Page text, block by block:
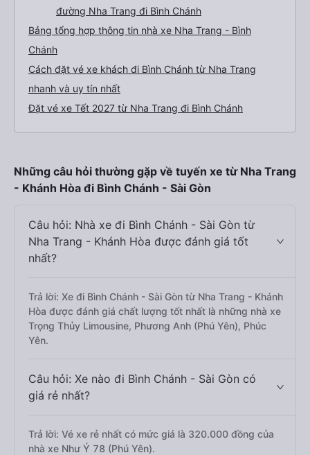
đường Nha Trang đi Bình Chánh
Bảng tổng hợp thông tin nhà xe Nha Trang - Bình
Chánh
Cách đặt vé xe khách đi Bình Chánh từ Nha Trang
nhanh và uy tín nhất
Đặt vé xe Tết 2027 từ Nha Trang đi Bình Chánh
Những câu hỏi thường gặp về tuyến xe từ Nha Trang
- Khánh Hòa đi Bình Chánh - Sài Gòn
Câu hỏi: Nhà xe đi Bình Chánh - Sài Gòn từ
Nha Trang - Khánh Hòa được đánh giá tốt
nhất?
Trả lời: Xe đi Bình Chánh - Sài Gòn từ Nha Trang - Khánh
Hòa được đánh giá chất lượng tốt nhất là những nhà xe
Trọng Thủy Limousine, Phương Anh (Phú Yên), Phúc
Yên.
Câu hỏi: Xe nào đi Bình Chánh - Sài Gòn có
giá rẻ nhất?
Trả lời: Vé xe rẻ nhất có mức giá là 320.000 đồng của
nhà xe Như Ý 78 (Phú Yên).